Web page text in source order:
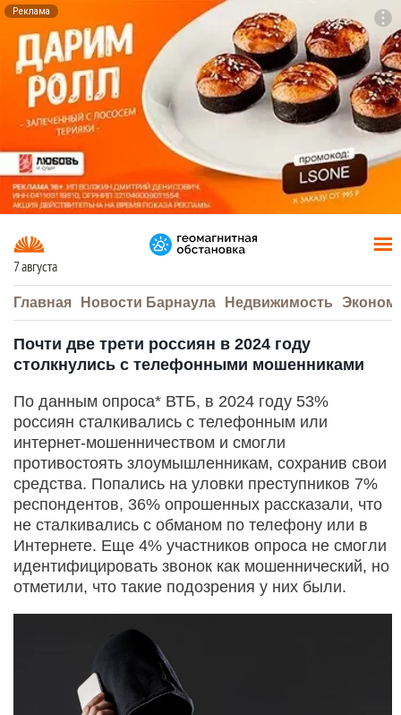
Реклама
7 августа
Главная Новости Барнаула Недвижимость
Почти две трети россиян в 2024 году
столкнулись с телефонными мошенниками
По данным опроса* ВТБ, в 2024 году 53%
россиян сталкивались с телефонным или
интернет-мошенничеством и смогли
противостоять злоумышленникам, сохранив свои
средства. Попались на уловки преступников 7%
респондентов, 36% опрошенных рассказали, что
не сталкивались с обманом по телефону или в
Интернете. Еще 4% участников опроса не смогли
идентифицировать звонок как мошеннический, но
отметили, что такие подозрения у них были.